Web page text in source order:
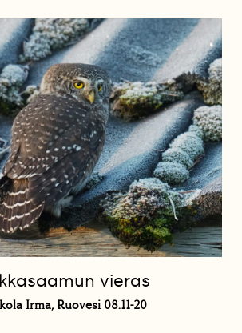
vieras
Irma, Ruovesi 08.11-20